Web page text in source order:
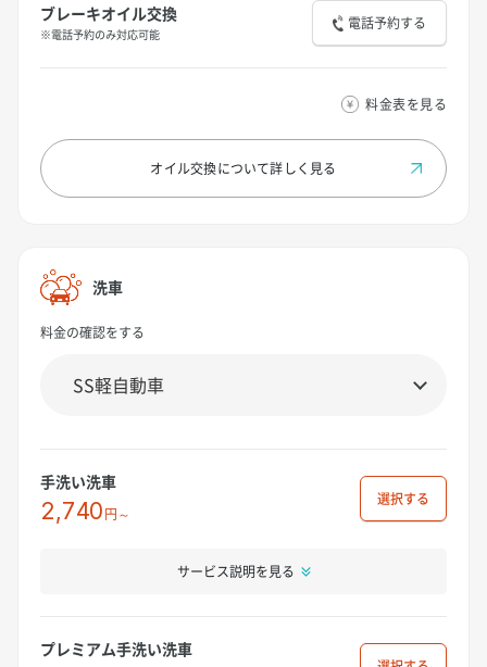
ブレーキオイル交換
※電話予約のみ対応可能
電話予約する
料金表を見る
オイル交換について詳しく見る
洗車
料金の確認をする
手洗い洗車
2,740円～
選択
サービス説明を見る
プレミアム手洗い洗車